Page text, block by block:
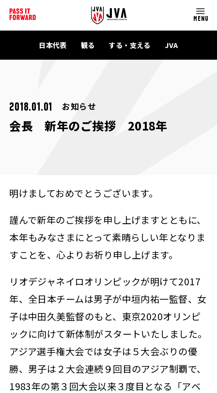
MENU
日本代表 観る する・支える JVA
2018.01.01 お知らせ
会長 新年のご挨拶 2018年
明けましておめでとうございます。
謹んで新年のご挨拶を申し上げますとともに、
本年もみなさまにとって素晴らしい年となりま
すことを、心よりお祈り申し上げます。
リオデジャネイロオリンピックが明けて2017
年、全日本チームは男子が中垣内祐一監督、女
子は中田久美監督のもと、東京2020オリンピ
ックに向けて新体制がスタートいたしました。
アジア選手権大会では女子は５大会ぶりの優
勝、男子は２大会連続９回目のアジア制覇で、
1983年の第３回大会以来３度目となる「アベ